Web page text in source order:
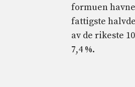
formuen
fattigste
av de rikeste
7,4 %.